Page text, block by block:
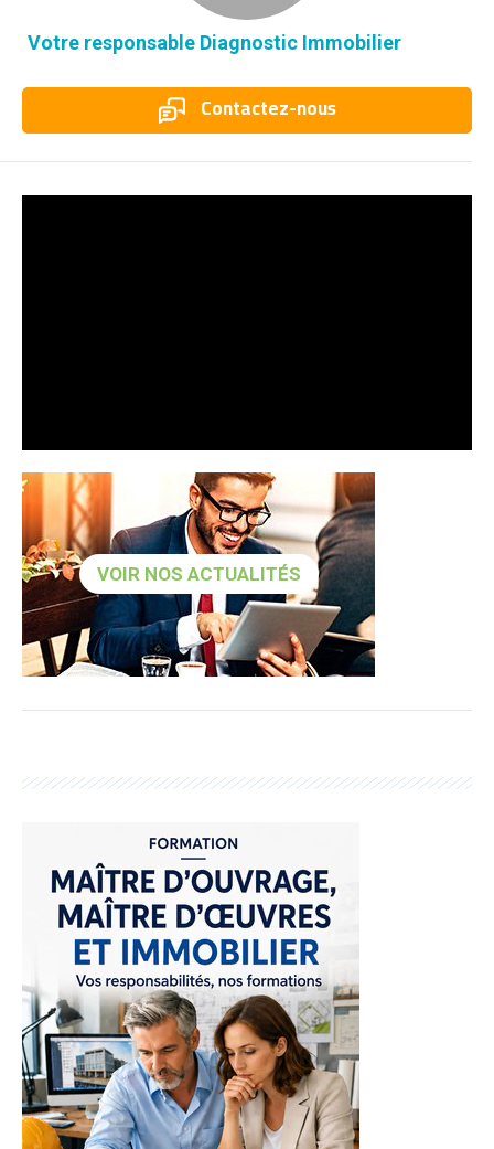
Votre responsable Diagnostic Immobilier
Contactez-nous
VOIR NOS ACTUALITÉS